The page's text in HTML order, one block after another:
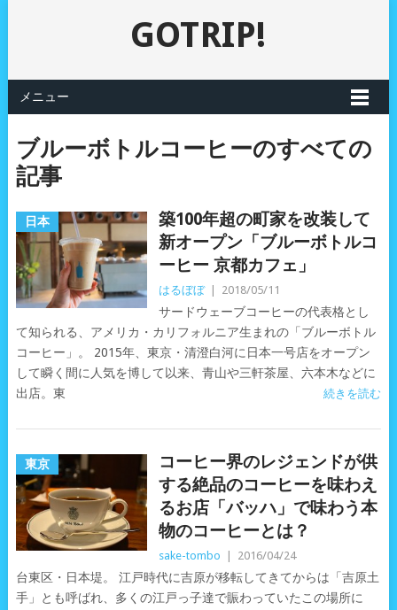
GOTRIP!
メニュー
ブルーボトルコーヒーのすべての
記事
日本
築100年超の町家を改装して
新オープン「ブルーボトルコ
ーヒー 京都カフェ」
はるぼぼ 2018/05/11
サードウェーブコーヒーの代表格とし
て知られる、アメリカ・カリフォルニア生まれの「ブルーボトル
コーヒー」。 2015年、東京・清澄白河に日本一号店をオープン
して瞬く間に人気を博して以来、青山や三軒茶屋、六本木などに
出店。東
続きを読む
東京
コーヒー界のレジェンドが供
する絶品のコーヒーを味わえ
るお店「バッハ」で味わう本
物のコーヒーとは？
sake-tombo 2016/04/24
台東区・日本堤。 江戸時代に吉原が移転してきてからは「吉原土
手」とも呼ばれ、多くの江戸っ子達で賑わっていたこの場所に